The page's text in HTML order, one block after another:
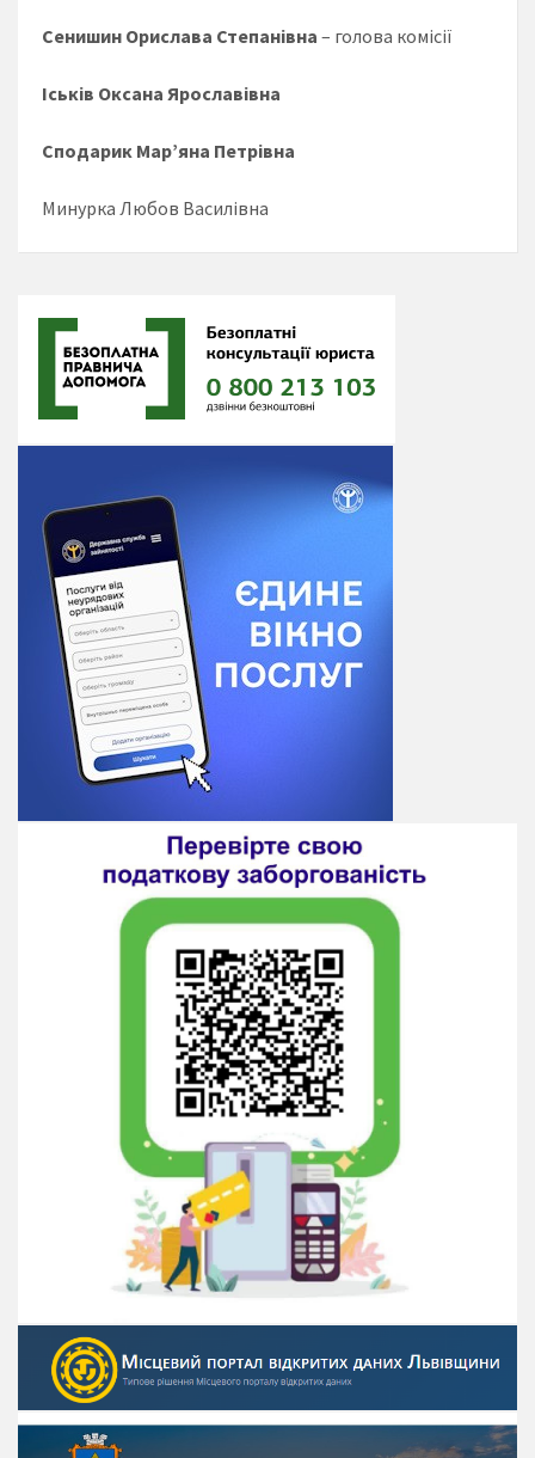
Сенишин Орислава Степанівна – голова комісії
Іськів Оксана Ярославівна
Сподарик Мар’яна Петрівна
Минурка Любов Василівна